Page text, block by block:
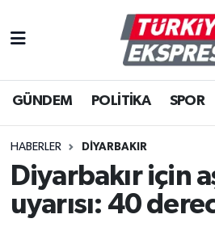
GÜNDEM POLİTİKA SPOR
HABERLER DIYARBAKIR
Diyarbakır için
uyarısı: 40
İstanbul Nöbetçi
İstanbul Hava Durumu
İstanbul Namaz Vakitleri
İstanbul Trafik Yoğunluk